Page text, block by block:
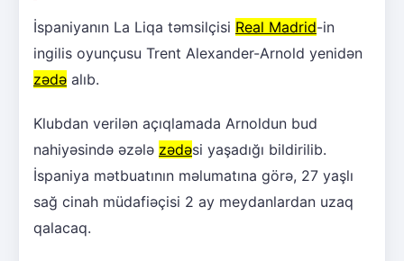
İspaniyanın La Liqa təmsilçisi Real Madrid-in
ingilis oyunçusu Trent Alexander-Arnold yenidən
zədə alıb.
Klubdan verilən açıqlamada Arnoldun bud
nahiyəsində əzələ zədəsi yaşadığı bildirilib.
İspaniya mətbuatının məlumatına görə, 27 yaşlı
sağ cinah müdafiəçisi 2 ay meydanlardan uzaq
qalacaq.